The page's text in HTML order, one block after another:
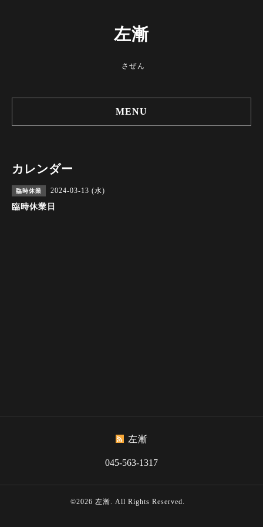
左漸
さぜん
MENU
カレンダー
臨時休業 2024-03-13 (水)
臨時休業日
左漸
045-563-1317
©2026 左漸. All Rights Reserved.